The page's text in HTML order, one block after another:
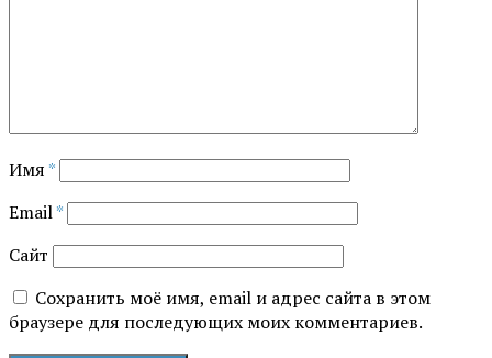
Имя *
Email*
Сайт
Сохранить моё имя, email и адрес сайта в этом
браузере для последующих моих комментариев.